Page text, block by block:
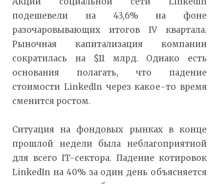
подешевели на 43,6% на фоне
разочаровывающих итогов IV квартала.
Рыночная капитализация компании
сократилась на $11 млрд. Однако есть
основания полагать, что падение
стоимости LinkedIn через какое-то время
сменится ростом.
Ситуация на фондовых рынках в конце
прошлой недели была неблагоприятной
для всего IT-сектора. Падение котировок
LinkedIn на 40% за один день объясняется